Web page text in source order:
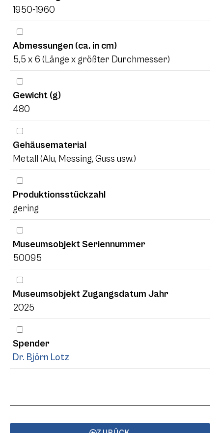
1950-1960
Abmessungen (ca. in cm)
5,5 x 6 (Länge x größter Durchmesser)
Gewicht (g)
480
Gehäusematerial
Metall (Alu, Messing, Guss usw.)
Produktionsstückzahl
gering
Museumsobjekt Seriennummer
50095
Museumsobjekt Zugangsdatum Jahr
2025
Spender
Dr. Björn Lotz